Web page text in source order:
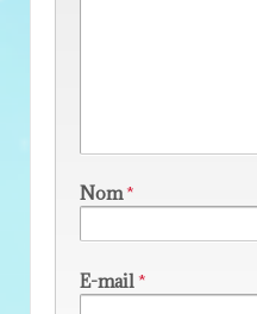
Nom*
E-mail *